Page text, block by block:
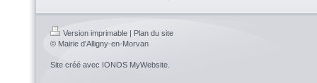
Version imprimable | Plan du site
© Mairie d'Alligny-en-Morvan
Site créé avec IONOS MyWebsite